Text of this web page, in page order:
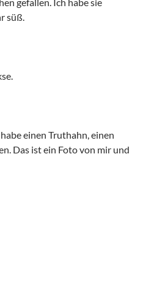
süß.
einen Truthahn, einen
Das ist ein Foto von mir und